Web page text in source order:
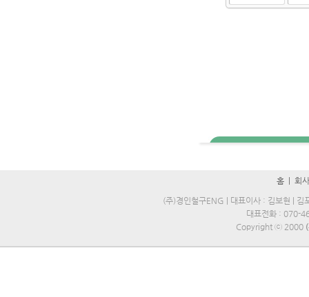
홈 |회
(주)경인철구ENG | 대표이사 : 김보현 |
대표전화 : 070-
Copyright ⓒ 2000